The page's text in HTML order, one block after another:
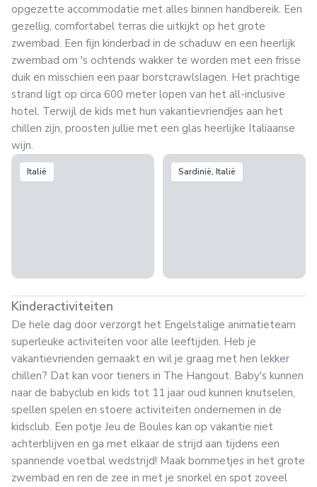
opgezette accommodatie met alles binnen handbereik. Een
gezellig, comfortabel terras die uitkijkt op het grote
zwembad. Een fijn kinderbad in de schaduw en een heerlijk
zwembad om 's ochtends wakker te worden met een frisse
duik en misschien een paar borstcrawlslagen. Het prachtige
strand ligt op circa 600 meter lopen van het all-inclusive
hotel. Terwijl de kids met hun vakantievriendjes aan het
chillen zijn, proosten jullie met een glas heerlijke Italiaanse
wijn.
Italië Sardinië, Italië
Kinderactiviteiten
De hele dag door verzorgt het Engelstalige animatieteam
superleuke activiteiten voor alle leeftijden. Heb je
vakantievrienden gemaakt en wil je graag met hen lekker
chillen? Dat kan voor tieners in The Hangout. Baby's kunnen
naar de babyclub en kids tot 11 jaar oud kunnen knutselen,
spellen spelen en stoere activiteiten ondernemen in de
kidsclub. Een potje Jeu de Boules kan op vakantie niet
achterblijven en ga met elkaar de strijd aan tijdens een
spannende voetbal wedstrijd! Maak bommetjes in het grote
zwembad en ren de zee in met je snorkel en spot zoveel